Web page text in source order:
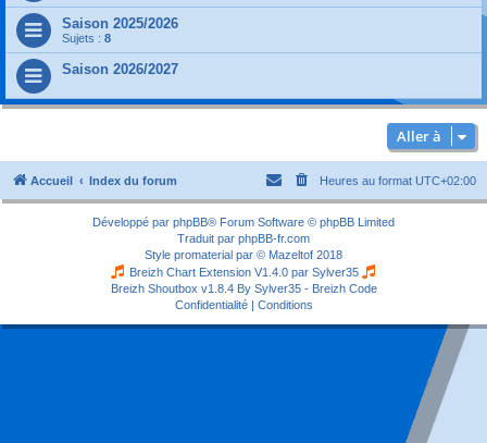
Saison 2025/2026
Sujets : 8
Saison 2026/2027
Aller à
Accueil Index du forum Heures au format UTC+02:00
Développé par phpBB® Forum Software © phpBB Limited
Traduit par phpBB-fr.com
Style promaterial par © Mazeltof 2018
Breizh Chart Extension V1.4.0 par Sylver35
Breizh Shoutbox v1.8.4 By Sylver35 - Breizh Code
Confidentialité| Conditions